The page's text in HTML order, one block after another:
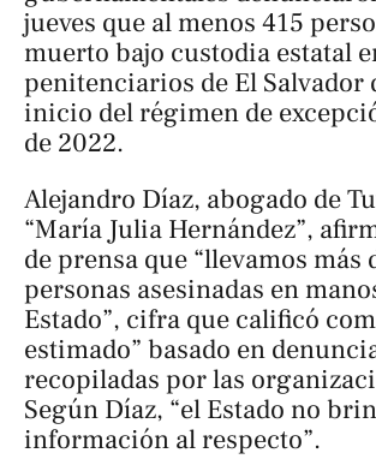
jueves que al menos 415
muerto bajo custodia estatal
penitenciarios de El Salvador
inicio del régimen de
de 2022.
Alejandro Díaz, abogado de
“María Julia Hernández”,
de prensa que “llevamos más
personas asesinadas en
Estado”, cifra que calificó
estimado” basado en
recopiladas por las
Según Díaz, “el Estado no
información al respecto”.